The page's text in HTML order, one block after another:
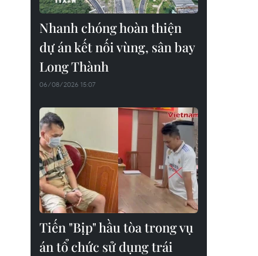
Nhanh chóng hoàn thiện
dự án kết nối vùng, sân bay
Long Thành
06/08/2026 15:07
Tiến "Bịp" hầu tòa trong vụ
án tổ chức sử dụng trái